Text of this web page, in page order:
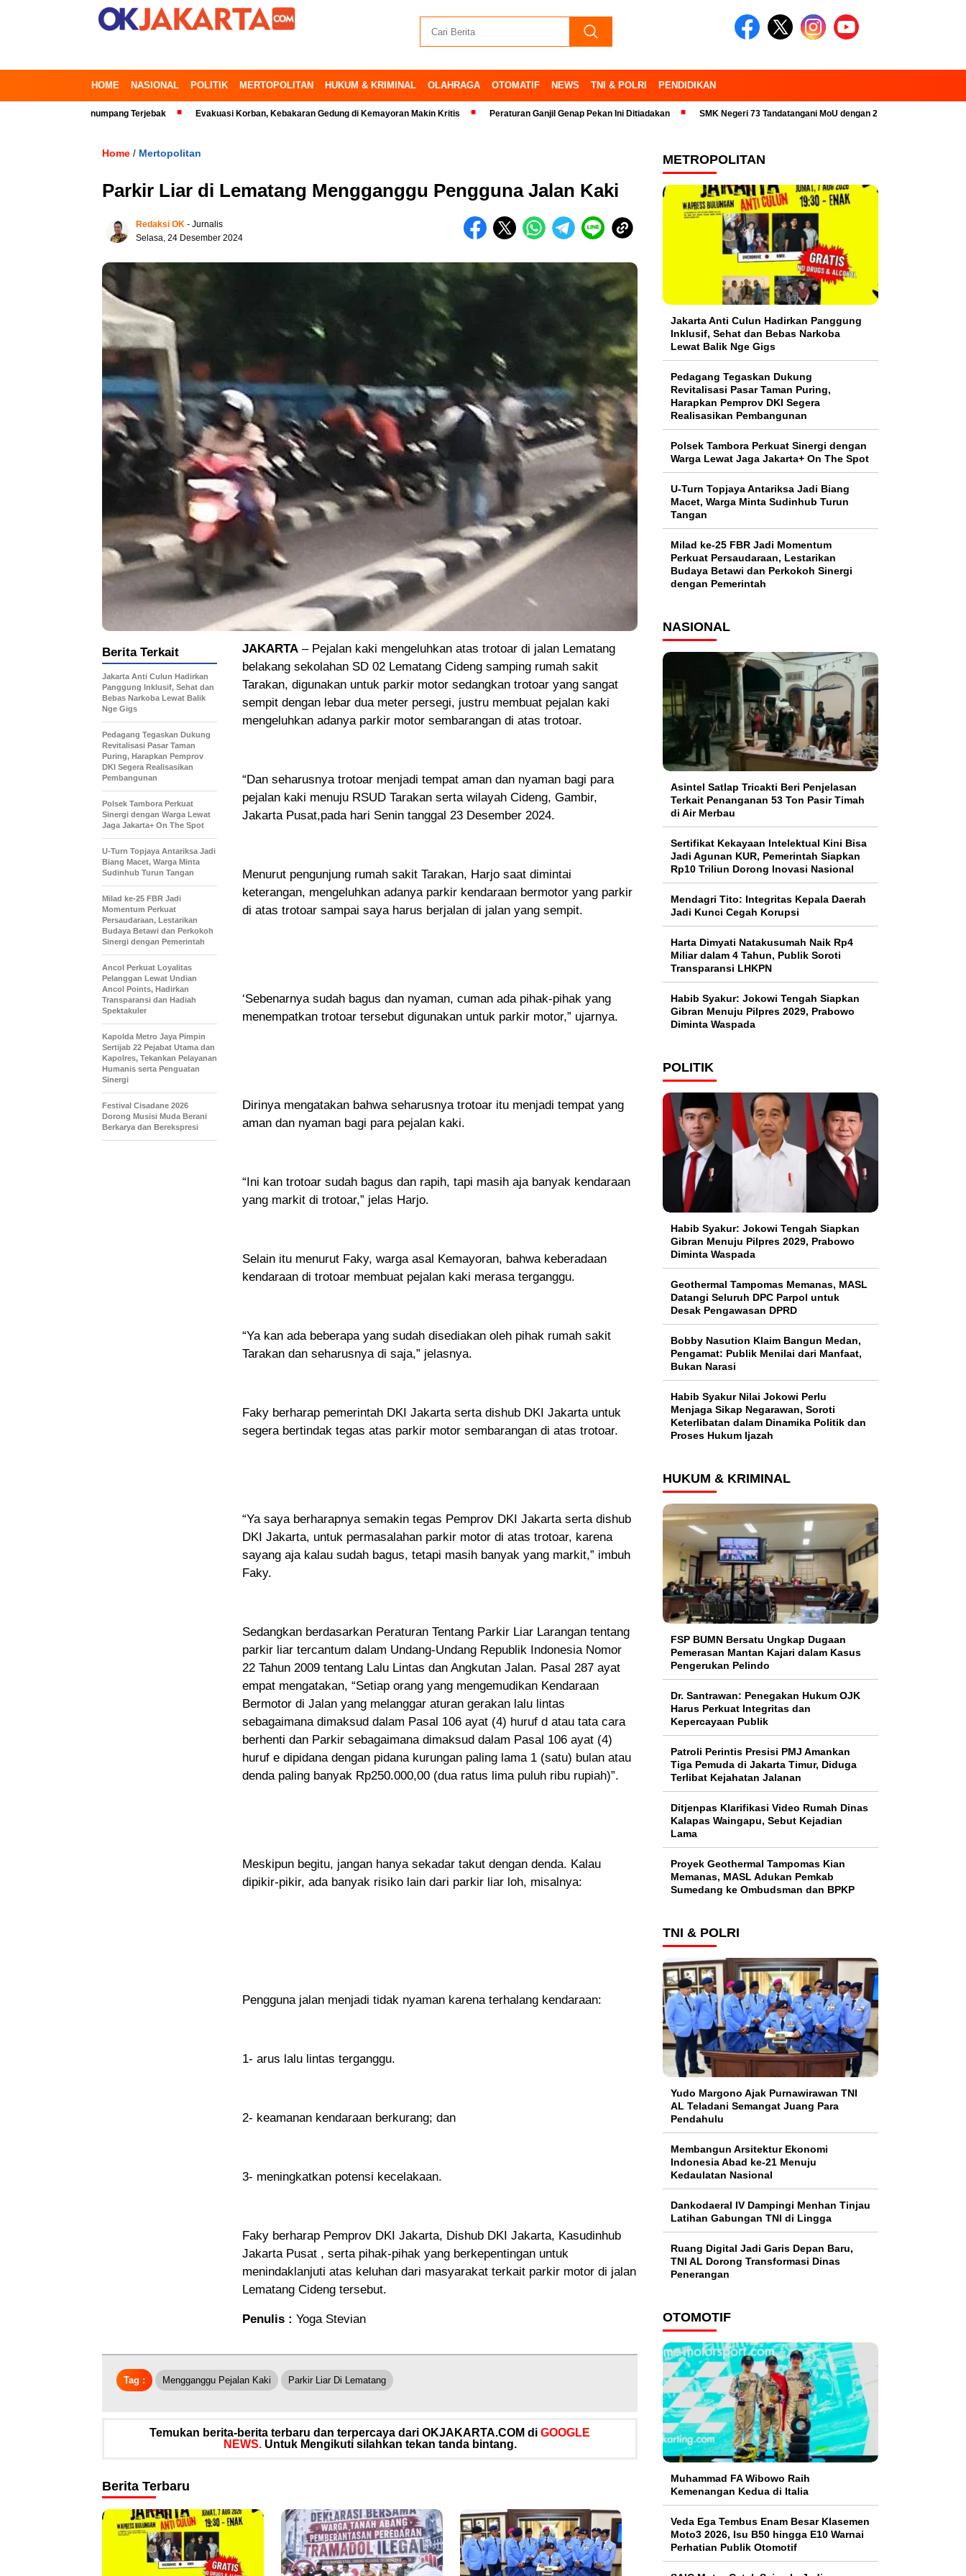
HOME NASIONAL POLITIK MERTOPOLITAN HUKUM & KRIMINAL OLAHRAGA OTOMATIF NEWS TNI & POLRI PENDIDIKAN
Timur, Penumpang Terjebak Evakuasi Korban, Kebakaran Gedung di Kemayoran Makin Kritis Peraturan Ganjil Genap Pekan Ini Ditiadakan SMK Negeri 73 Tandatangani MoU dengan 23 Industri Pariwisata dan
Home / Mertopolitan
Parkir Liar di Lematang Mengganggu Pengguna Jalan Kaki
Redaksi OK - Jurnalis
Selasa, 24 Desember 2024
JAKARTA – Pejalan kaki mengeluhkan atas trotoar di jalan Lematang
belakang sekolahan SD 02 Lematang Cideng samping rumah sakit
Tarakan, digunakan untuk parkir motor sedangkan trotoar yang sangat
sempit dengan lebar dua meter persegi, justru membuat pejalan kaki
mengeluhkan adanya parkir motor sembarangan di atas trotoar.
“Dan seharusnya trotoar menjadi tempat aman dan nyaman bagi para
pejalan kaki menuju RSUD Tarakan serta wilayah Cideng, Gambir,
Jakarta Pusat,pada hari Senin tanggal 23 Desember 2024.
Menurut pengunjung rumah sakit Tarakan, Harjo saat dimintai
keterangan, mengeluhkan adanya parkir kendaraan bermotor yang parkir
di atas trotoar sampai saya harus berjalan di jalan yang sempit.
‘Sebenarnya sudah bagus dan nyaman, cuman ada pihak-pihak yang
menempatkan trotoar tersebut digunakan untuk parkir motor,” ujarnya.
Dirinya mengatakan bahwa seharusnya trotoar itu menjadi tempat yang
aman dan nyaman bagi para pejalan kaki.
“Ini kan trotoar sudah bagus dan rapih, tapi masih aja banyak kendaraan
yang markit di trotoar,” jelas Harjo.
Selain itu menurut Faky, warga asal Kemayoran, bahwa keberadaan
kendaraan di trotoar membuat pejalan kaki merasa terganggu.
“Ya kan ada beberapa yang sudah disediakan oleh pihak rumah sakit
Tarakan dan seharusnya di saja,” jelasnya.
Faky berharap pemerintah DKI Jakarta serta dishub DKI Jakarta untuk
segera bertindak tegas atas parkir motor sembarangan di atas trotoar.
“Ya saya berharapnya semakin tegas Pemprov DKI Jakarta serta dishub
DKI Jakarta, untuk permasalahan parkir motor di atas trotoar, karena
sayang aja kalau sudah bagus, tetapi masih banyak yang markit,” imbuh
Faky.
Sedangkan berdasarkan Peraturan Tentang Parkir Liar Larangan tentang
parkir liar tercantum dalam Undang-Undang Republik Indonesia Nomor
22 Tahun 2009 tentang Lalu Lintas dan Angkutan Jalan. Pasal 287 ayat
empat mengatakan, “Setiap orang yang mengemudikan Kendaraan
Bermotor di Jalan yang melanggar aturan gerakan lalu lintas
sebagaimana dimaksud dalam Pasal 106 ayat (4) huruf d atau tata cara
berhenti dan Parkir sebagaimana dimaksud dalam Pasal 106 ayat (4)
huruf e dipidana dengan pidana kurungan paling lama 1 (satu) bulan atau
denda paling banyak Rp250.000,00 (dua ratus lima puluh ribu rupiah)”.
Meskipun begitu, jangan hanya sekadar takut dengan denda. Kalau
dipikir-pikir, ada banyak risiko lain dari parkir liar loh, misalnya:
Pengguna jalan menjadi tidak nyaman karena terhalang kendaraan:
1- arus lalu lintas terganggu.
2- keamanan kendaraan berkurang; dan
3- meningkatkan potensi kecelakaan.
Faky berharap Pemprov DKI Jakarta, Dishub DKI Jakarta, Kasudinhub
Jakarta Pusat , serta pihak-pihak yang berkepentingan untuk
menindaklanjuti atas keluhan dari masyarakat terkait parkir motor di jalan
Lematang Cideng tersebut.
Penulis : Yoga Stevian
Berita Terkait
Jakarta Anti Culun Hadirkan
Panggung Inklusif, Sehat dan
Bebas Narkoba Lewat Balik
Nge Gigs
Pedagang Tegaskan Dukung
Revitalisasi Pasar Taman
Puring, Harapkan Pemprov
DKI Segera Realisasikan
Pembangunan
Polsek Tambora Perkuat
Sinergi dengan Warga Lewat
Jaga Jakarta+ On The Spot
U-Turn Topjaya Antariksa Jadi
Biang Macet, Warga Minta
Sudinhub Turun Tangan
Milad ke-25 FBR Jadi
Momentum Perkuat
Persaudaraan, Lestarikan
Budaya Betawi dan Perkokoh
Sinergi dengan Pemerintah
Ancol Perkuat Loyalitas
Pelanggan Lewat Undian
Ancol Points, Hadirkan
Transparansi dan Hadiah
Spektakuler
Kapolda Metro Jaya Pimpin
Sertijab 22 Pejabat Utama dan
Kapolres, Tekankan Pelayanan
Humanis serta Penguatan
Sinergi
Festival Cisadane 2026
Dorong Musisi Muda Berani
Berkarya dan Berekspresi
Tag : Mengganggu Pejalan Kaki Parkir Liar Di Lematang
Temukan berita-berita terbaru dan terpercaya dari OKJAKARTA.COM di GOOGLE
NEWS. Untuk Mengikuti silahkan tekan tanda bintang.
Berita Terbaru
METROPOLITAN
Jakarta Anti Culun Hadirkan Panggung
Inklusif, Sehat dan Bebas Narkoba
Lewat Balik Nge Gigs
Pedagang Tegaskan Dukung
Revitalisasi Pasar Taman Puring,
Harapkan Pemprov DKI Segera
Realisasikan Pembangunan
Polsek Tambora Perkuat Sinergi dengan
Warga Lewat Jaga Jakarta+ On The Spot
U-Turn Topjaya Antariksa Jadi Biang
Macet, Warga Minta Sudinhub Turun
Tangan
Milad ke-25 FBR Jadi Momentum
Perkuat Persaudaraan, Lestarikan
Budaya Betawi dan Perkokoh Sinergi
dengan Pemerintah
NASIONAL
Asintel Satlap Tricakti Beri Penjelasan
Terkait Penanganan 53 Ton Pasir Timah
di Air Merbau
Sertifikat Kekayaan Intelektual Kini Bisa
Jadi Agunan KUR, Pemerintah Siapkan
Rp10 Triliun Dorong Inovasi Nasional
Mendagri Tito: Integritas Kepala Daerah
Jadi Kunci Cegah Korupsi
Harta Dimyati Natakusumah Naik Rp4
Miliar dalam 4 Tahun, Publik Soroti
Transparansi LHKPN
Habib Syakur: Jokowi Tengah Siapkan
Gibran Menuju Pilpres 2029, Prabowo
Diminta Waspada
POLITIK
Habib Syakur: Jokowi Tengah Siapkan
Gibran Menuju Pilpres 2029, Prabowo
Diminta Waspada
Geothermal Tampomas Memanas, MASL
Datangi Seluruh DPC Parpol untuk
Desak Pengawasan DPRD
Bobby Nasution Klaim Bangun Medan,
Pengamat: Publik Menilai dari Manfaat,
Bukan Narasi
Habib Syakur Nilai Jokowi Perlu
Menjaga Sikap Negarawan, Soroti
Keterlibatan dalam Dinamika Politik dan
Proses Hukum Ijazah
HUKUM & KRIMINAL
FSP BUMN Bersatu Ungkap Dugaan
Pemerasan Mantan Kajari dalam Kasus
Pengerukan Pelindo
Dr. Santrawan: Penegakan Hukum OJK
Harus Perkuat Integritas dan
Kepercayaan Publik
Patroli Perintis Presisi PMJ Amankan
Tiga Pemuda di Jakarta Timur, Diduga
Terlibat Kejahatan Jalanan
Ditjenpas Klarifikasi Video Rumah Dinas
Kalapas Waingapu, Sebut Kejadian
Lama
Proyek Geothermal Tampomas Kian
Memanas, MASL Adukan Pemkab
Sumedang ke Ombudsman dan BPKP
TNI & POLRI
Yudo Margono Ajak Purnawirawan TNI
AL Teladani Semangat Juang Para
Pendahulu
Membangun Arsitektur Ekonomi
Indonesia Abad ke-21 Menuju
Kedaulatan Nasional
Dankodaeral IV Dampingi Menhan Tinjau
Latihan Gabungan TNI di Lingga
Ruang Digital Jadi Garis Depan Baru,
TNI AL Dorong Transformasi Dinas
Penerangan
OTOMOTIF
Muhammad FA Wibowo Raih
Kemenangan Kedua di Italia
Veda Ega Tembus Enam Besar Klasemen
Moto3 2026, Isu B50 hingga E10 Warnai
Perhatian Publik Otomotif